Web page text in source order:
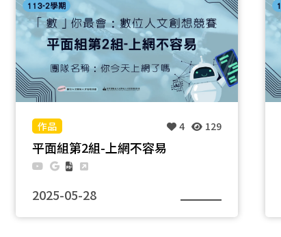
4 129
平面組第2組-上網不容易
2025-05-28